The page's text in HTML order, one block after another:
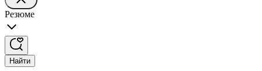
Резюме
Найти